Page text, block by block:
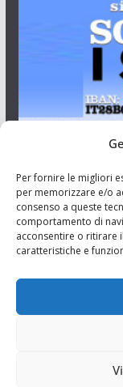
Per fornire le migliori
per memorizzare e/o
consenso a queste
comportamento di
acconsentire o ritirare
caratteristiche e
Aut. del tribunale di
Resp. Riccardo
Associazione
via Randazzo 27